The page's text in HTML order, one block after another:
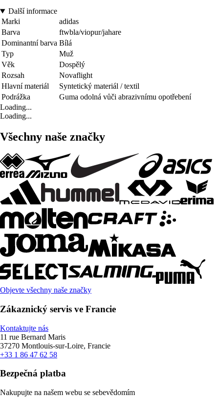
Další informace
Marki
adidas
Barva
ftwbla/viopur/jahare
Dominantní barva Bílá
Typ
Muž
Věk
Dospělý
Rozsah
Novaflight
Hlavní materiál
Syntetický materiál / textil
Podrážka
Guma odolná vůči abrazivnímu opotřebení
Loading...
Loading...
Všechny naše značky
Objevte všechny naše značky
Zákaznický servis ve Francie
Kontaktujte nás
11 rue Bernard Maris
37270 Montlouis-sur-Loire, Francie
+33 1 86 47 62 58
Bezpečná platba
Nakupujte na našem webu se sebevědomím